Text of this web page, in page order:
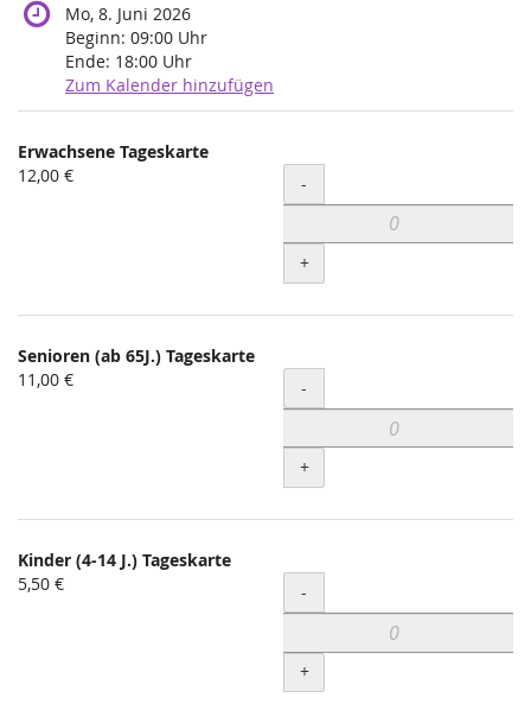
Mo, 8. Juni 2026
Beginn: 09:00 Uhr
Ende: 18:00 Uhr
Zum Kalender hinzufügen
Produkte
Unkategorisierte
Erwachsene Tageskarte
12,00 €
Menge
-
+
Senioren (ab 65J.) Tageskarte
11,00 €
Menge
-
+
Kinder (4-14 J.) Tageskarte
5,50 €
Menge
-
+